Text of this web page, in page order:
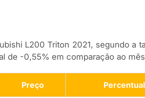
L200 Triton 2021, segundo a
de -0,55% em comparação ao
Preço